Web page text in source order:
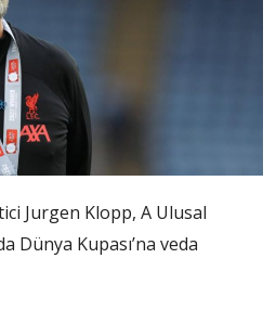
Jurgen Klopp, A Ulusal
Dünya Kupası’na veda